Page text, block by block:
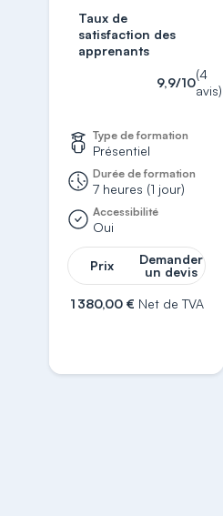
Taux de
satisfaction des
apprenants
9,9/10
(4
avis)
Type de formation
Présentiel
Durée de formation
7 heures (1 jour)
Accessibilité
Oui
Prix
Demander
un devis
1 380,00 € Net de TVA